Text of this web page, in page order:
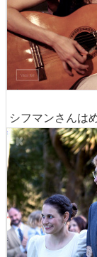
シフマンさんは